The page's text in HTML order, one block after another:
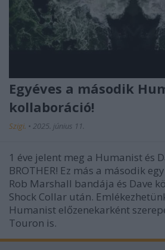
Egyéves a második
kollaboráció!
Szigi. • 2025. június 11.
1 éve jelent meg a Humanist és
BROTHER! Ez más a második
Rob Marshall bandája és Dave
Shock Collar után.
Humanist előzenekarként
Touron is.